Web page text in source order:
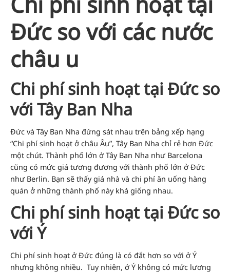
Đức so với các nước
châu u
Chi phí sinh hoạt tại Đức so
với Tây Ban Nha
Đức và Tây Ban Nha đứng sát nhau trên bảng xếp hạng
“Chi phí sinh hoạt ở châu Âu”, Tây Ban Nha chỉ rẻ hơn Đức
một chút. Thành phố lớn ở Tây Ban Nha như Barcelona
cũng có mức giá tương đương với thành phố lớn ở Đức
như Berlin. Bạn sẽ thấy giá nhà và chi phí ăn uống hàng
quán ở những thành phố này khá giống nhau.
Chi phí sinh hoạt tại Đức so
với Ý
Chi phí sinh hoạt ở Đức đúng là có đắt hơn so với ở Ý
nhưng không nhiều. Tuy nhiên, ở Ý không có mức lương